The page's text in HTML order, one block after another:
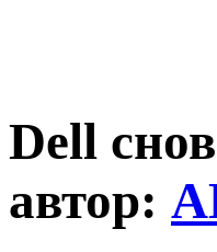
Dell
автор: